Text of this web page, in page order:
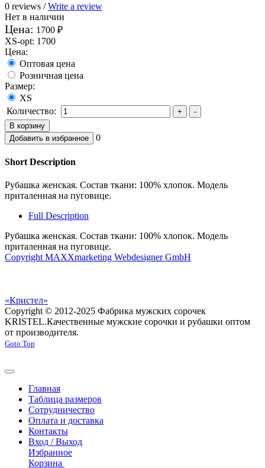
0 reviews /Write a review
Нет в наличии
Цена: 1700 ₽
XS-opt: 1700
Цена:
Оптовая цена
Розничная цена
Размер:
XS
Количество:
0
Short Description
Рубашка женская. Состав ткани: 100% хлопок. Модель
приталенная на пуговице.
Full Description
Рубашка женская. Состав ткани: 100% хлопок. Модель
приталенная на пуговице.
Copyright MAXXmarketing Webdesigner GmbH
«Кристел»
Copyright © 2012-2025 Фабрика мужских сорочек
KRISTEL.Качественные мужские сорочки и рубашки оптом
от производителя.
Goto Top
Главная
Таблица размеров
Сотрудничество
Оплата и доставка
Контакты
Вход / Выход
Избранное
Корзина